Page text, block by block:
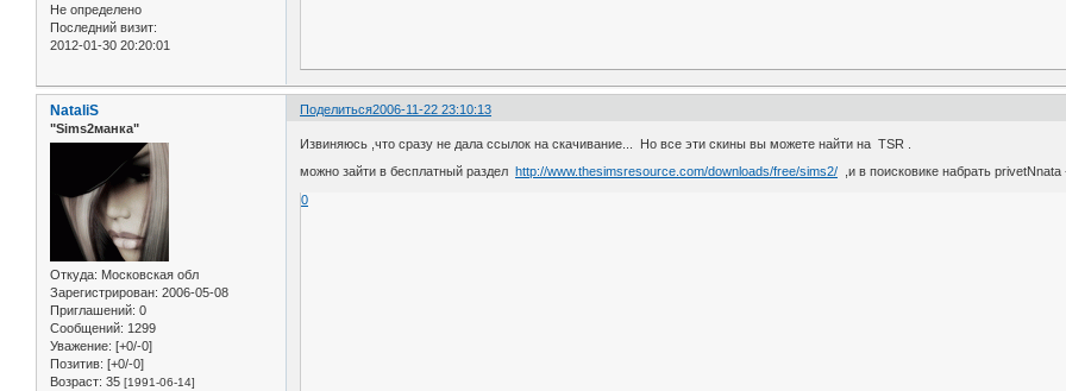
Не определено
Последний визит:
2012-01-30 20:20:01
Поделиться2006-11-22 23:10:13
NataliS
"Sims2манка"
Откуда: Московская обл
Зарегистрирован: 2006-05-08
Приглашений: 0
Сообщений: 1299
Уважение: [+0/-0]
Позитив: [+0/-0]
Возраст: 35 [1991-06-14]
Извиняюсь ,что сразу не дала ссылок на скачивание... Но все эти скины вы можете найти
можно зайти в бесплатный раздел http://www.thesimsresource.com/downloads/free/sims2/ ,и в поисковике набрать
0